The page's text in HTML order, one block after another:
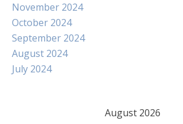
November 2024
October 2024
September 2024
August 2024
July 2024
August 2026